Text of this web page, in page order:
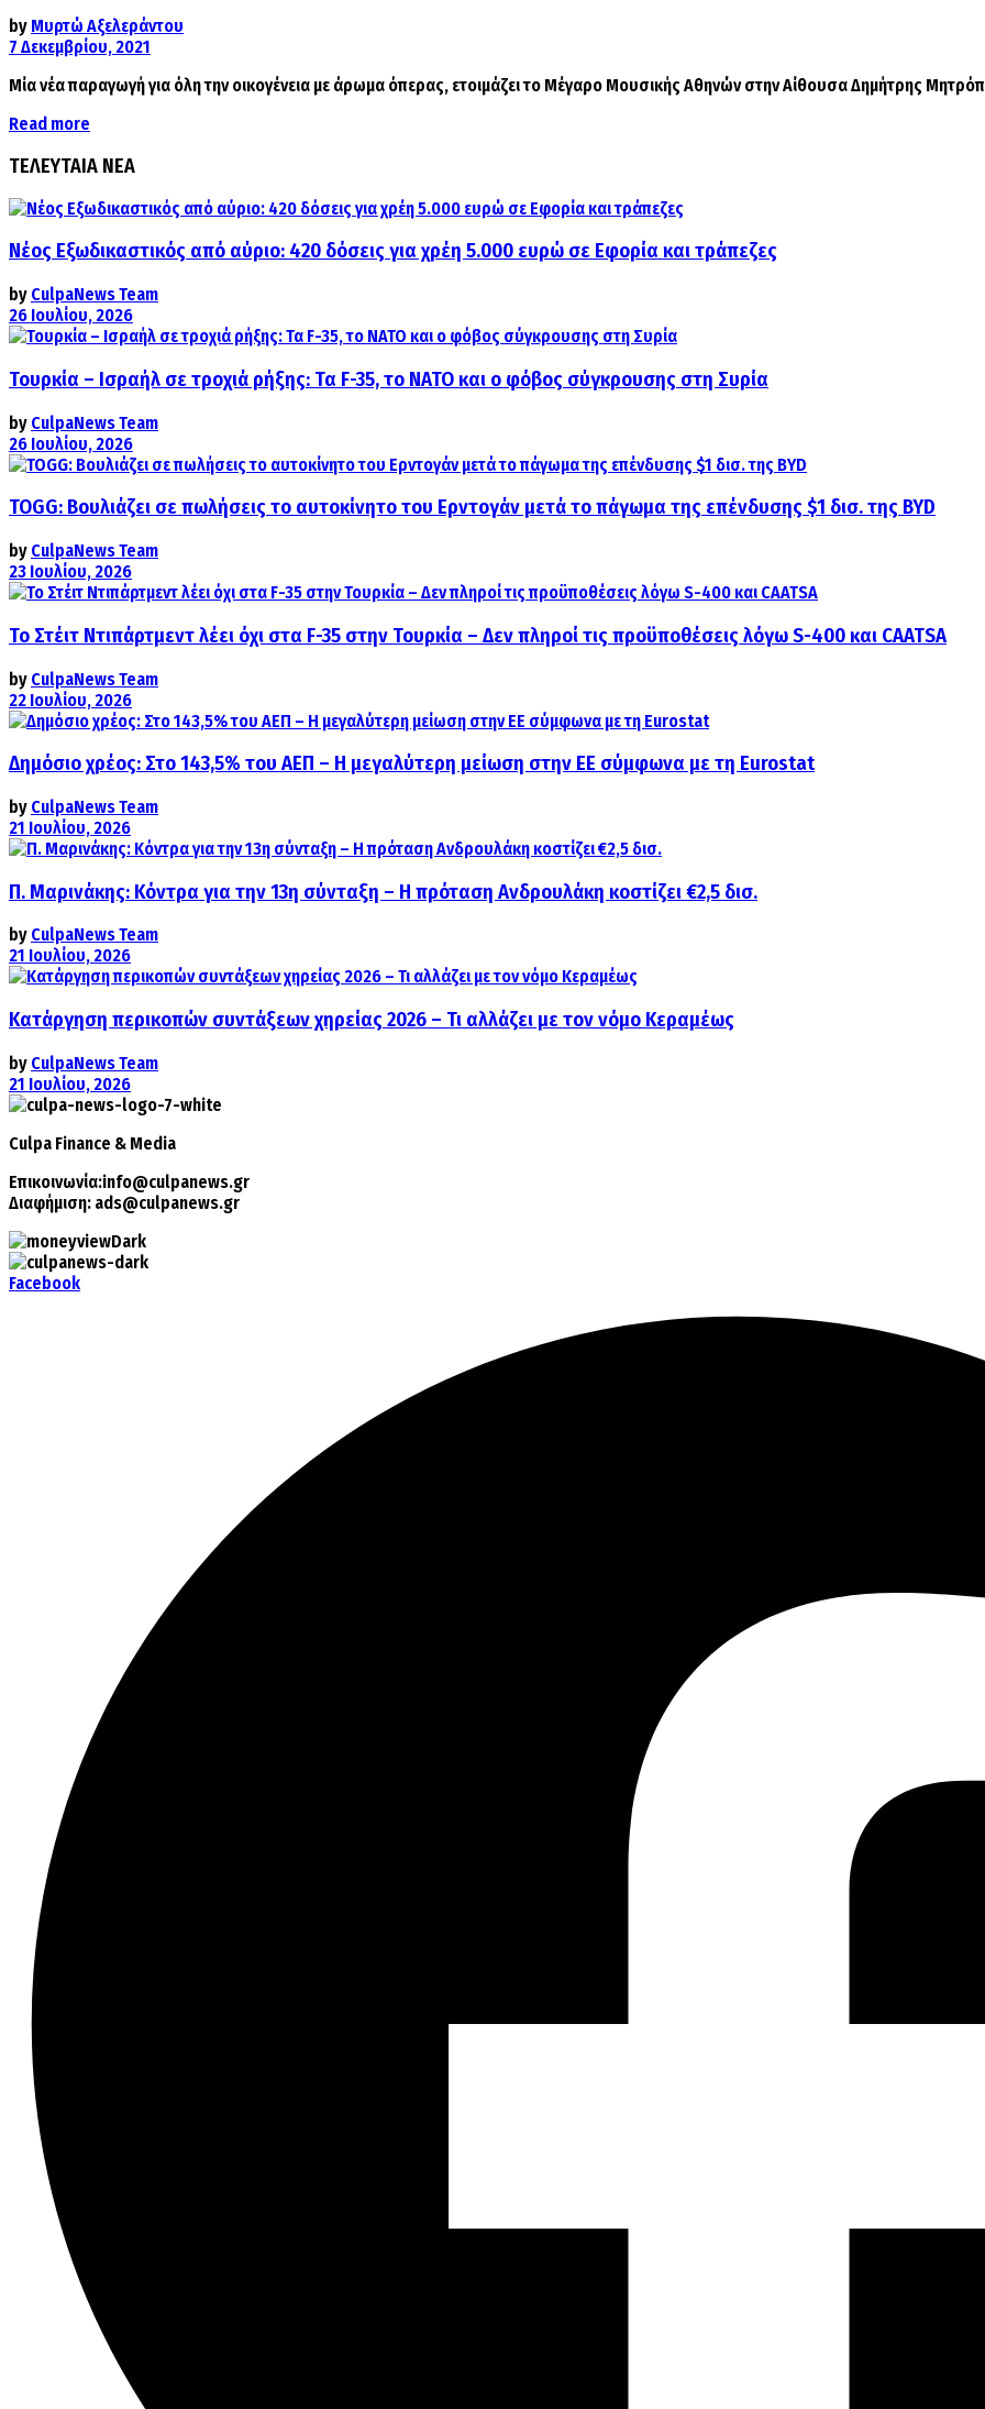
by Μυρτώ Αξελεράντου
7 Δεκεμβρίου, 2021
Μία νέα παραγωγή για όλη την οικογένεια με άρωμα όπερας, ετοιμάζει το Μέγαρο Μουσικής Αθηνών στην Αίθουσα Δημήτρης
Read more
ΤΕΛΕΥΤΑΙΑ ΝΕΑ
Νέος Εξωδικαστικός από αύριο: 420 δόσεις για χρέη 5.000 ευρώ σε Εφορία και τράπεζες
by CulpaNews Team
26 Ιουλίου, 2026
Τουρκία – Ισραήλ σε τροχιά ρήξης: Τα F-35, το ΝΑΤΟ και ο φόβος σύγκρουσης στη Συρία
by CulpaNews Team
26 Ιουλίου, 2026
TOGG: Βουλιάζει σε πωλήσεις το αυτοκίνητο του Ερντογάν μετά το πάγωμα της επένδυσης $1 δισ. της BYD
by CulpaNews Team
23 Ιουλίου, 2026
Το Στέιτ Ντιπάρτμεντ λέει όχι στα F-35 στην Τουρκία – Δεν πληροί τις προϋποθέσεις λόγω S-400 και CAATSA
by CulpaNews Team
22 Ιουλίου, 2026
Δημόσιο χρέος: Στο 143,5% του ΑΕΠ – Η μεγαλύτερη μείωση στην ΕΕ σύμφωνα με τη Eurostat
by CulpaNews Team
21 Ιουλίου, 2026
Π. Μαρινάκης: Κόντρα για την 13η σύνταξη – Η πρόταση Ανδρουλάκη κοστίζει €2,5 δισ.
by CulpaNews Team
21 Ιουλίου, 2026
Κατάργηση περικοπών συντάξεων χηρείας 2026 – Τι αλλάζει με τον νόμο Κεραμέως
by CulpaNews Team
21 Ιουλίου, 2026
Culpa Finance & Media
Επικοινωνία:info@culpanews.gr
Διαφήμιση: ads@culpanews.gr
Facebook